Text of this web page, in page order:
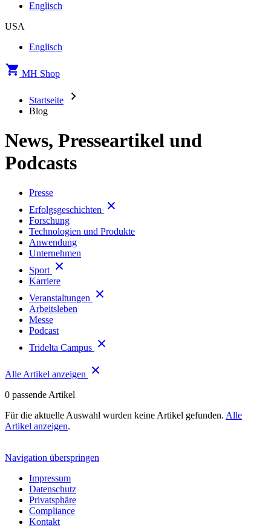
Englisch
USA
Englisch
MH Shop
Startseite
Blog
News, Presseartikel und
Podcasts
Presse
Erfolgsgeschichten
Forschung
Technologien und Produkte
Anwendung
Unternehmen
Sport
Karriere
Veranstaltungen
Arbeitsleben
Messe
Podcast
Tridelta Campus
Alle Artikel anzeigen
0 passende Artikel
Für die aktuelle Auswahl wurden keine Artikel gefunden. Alle
Artikel anzeigen.
Navigation überspringen
Impressum
Datenschutz
Privatsphäre
Compliance
Kontakt